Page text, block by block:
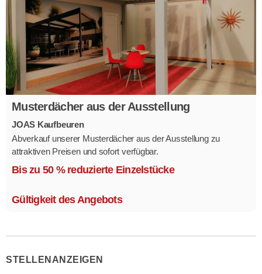
Musterdächer aus der Ausstellung
JOAS Kaufbeuren
Abverkauf unserer Musterdächer aus der Ausstellung zu
attraktiven Preisen und sofort verfügbar.
Mehrere Modelle in verschiedenen Ausführungen.
Bis zu 50 % reduzierte Einzelstücke
Gültigkeit des Angebots
STELLENANZEIGEN